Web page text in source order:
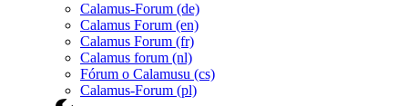
Calamus-Forum (de)
Calamus Forum (en)
Calamus Forum (fr)
Calamus forum (nl)
Fórum o Calamusu (cs)
Calamus-Forum (pl)